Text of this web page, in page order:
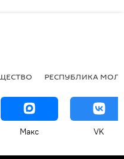
РЕСПУБЛИКА
Макс VK